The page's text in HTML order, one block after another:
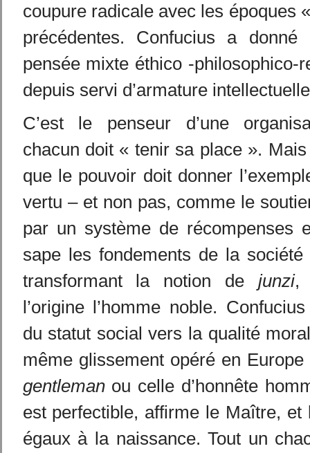
coupure radicale avec les époques
précédentes. Confucius a
pensée mixte éthico -philosophico-
depuis servi d’armature
C’est le penseur d’une
chacun doit « tenir sa place ».
que le pouvoir doit donner
vertu – et non pas, comme le
par un système de récompenses
sape les fondements de la société
transformant la notion de junzi,
l’origine l’homme noble.
du statut social vers la qualité
même glissement opéré en
gentleman ou celle d’honnête
est perfectible, affirme le Maître, et
égaux à la naissance. Tout un